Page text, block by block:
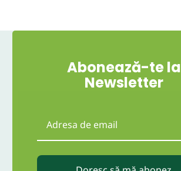
Abonează-te la
Newsletter